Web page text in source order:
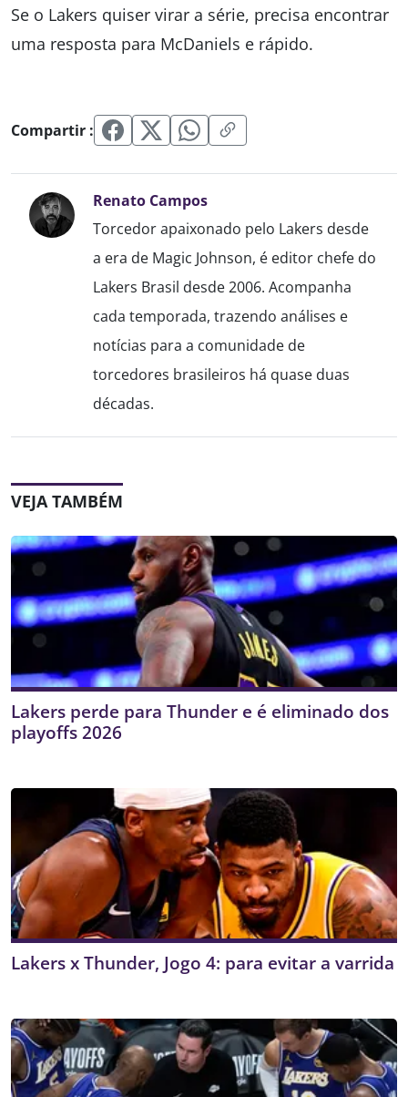
Se o Lakers quiser virar a série, precisa encontrar
uma resposta para McDaniels e rápido.
Compartir :
Renato Campos
Torcedor apaixonado pelo Lakers desde
a era de Magic Johnson, é editor chefe do
Lakers Brasil desde 2006. Acompanha
cada temporada, trazendo análises e
notícias para a comunidade de
torcedores brasileiros há quase duas
décadas.
VEJA TAMBÉM
Lakers perde para Thunder e é eliminado dos
playoffs 2026
Lakers x Thunder, Jogo 4: para evitar a varrida